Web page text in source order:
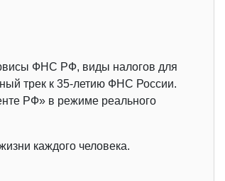
ФНС РФ, виды налогов для
трек к 35-летию ФНС России.
РФ» в режиме реального
каждого человека.